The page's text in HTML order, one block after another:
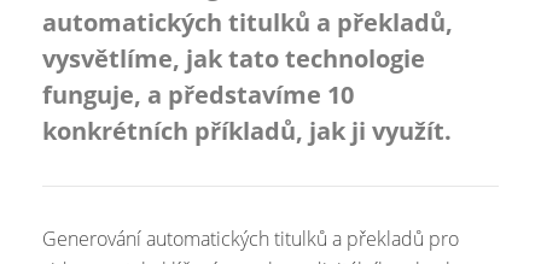
automatických titulků a překladů,
vysvětlíme, jak tato technologie
funguje, a představíme 10
konkrétních příkladů, jak ji využít.
Generování automatických titulků a překladů pro